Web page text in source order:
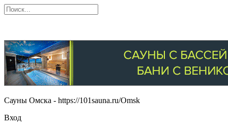
Сауны Омска - https://101sauna.ru/Omsk
Вход